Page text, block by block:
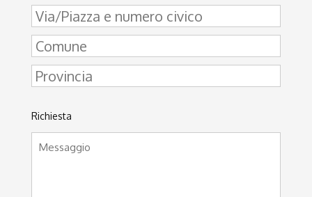
Richiesta